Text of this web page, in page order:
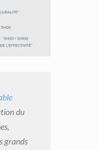
du
grands